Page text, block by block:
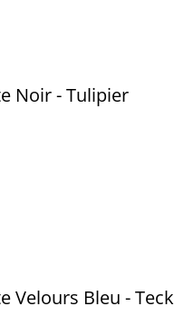
Noir - Tulipier
Velours Bleu - Teck